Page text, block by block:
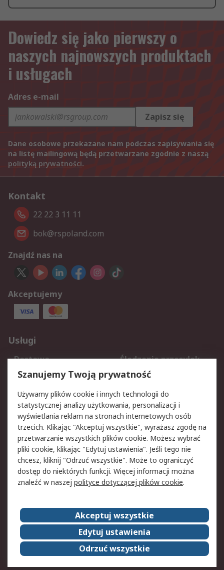
Dowiedz się jako pierwszy o
naszych najnowszych produktach
i usługach
Adres e-mail
Zapisz się
Dane osobowe przekazane nam podczas zapisywania się
na listę mailingową będą przetwarzane zgodnie z naszą
polityką prywatności.
Kontakt
22 22 3 11 11
bok@rspoland.com
Znajdź nas na
Akceptujemy
Usługi
Dostawa
Śledzenie przesyłek
Reklamacje i zwroty
Rejestracja
Aspekty prawne
Bezpieczeństwo e-
maila
Polityka dotycząca
plików cookie
Polityka prywatności
Użytkowanie witryny
Zastrzeżenia prawne
Warunki Sprzedaży
Kontakt
O firmie RS
RS na świecie
Kariera
Nagrody dla RS
ESG
Szanujemy Twoją prywatność
Używamy plików cookie i innych technologii do
statystycznej analizy użytkowania, personalizacji i
wyświetlania reklam na stronach internetowych osób
trzecich. Klikając "Akceptuj wszystkie", wyrażasz zgodę na
przetwarzanie wszystkich plików cookie. Możesz wybrać
pliki cookie, klikając "Edytuj ustawienia". Jeśli tego nie
chcesz, kliknij "Odrzuć wszystkie". Może to ograniczyć
dostęp do niektórych funkcji. Więcej informacji można
znaleźć w naszej polityce dotyczącej plików cookie.
Akceptuj wszystkie
Edytuj ustawienia
Odrzuć wszystkie